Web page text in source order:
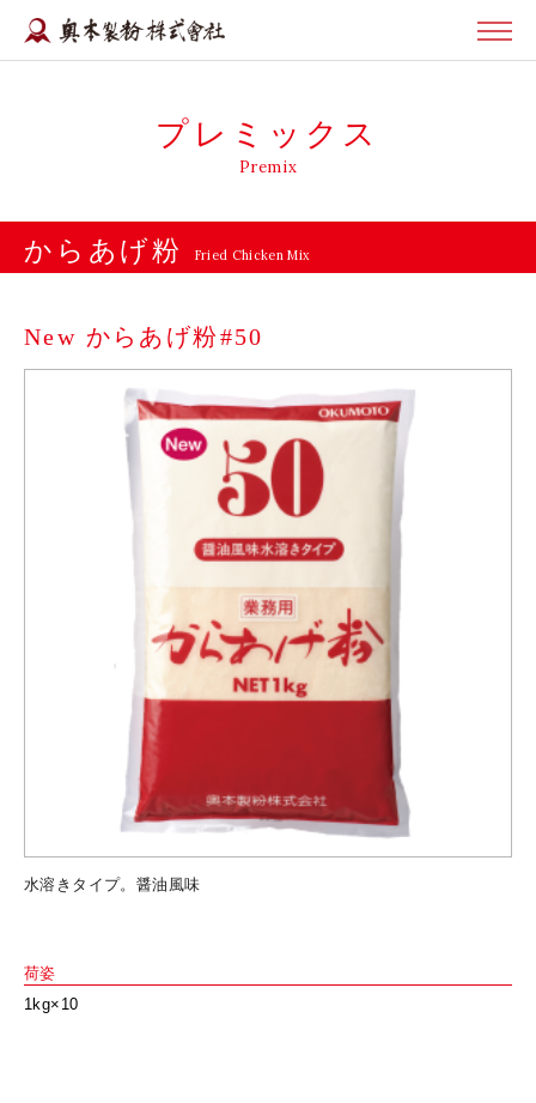
プレミックス
Premix
からあげ粉 Fried Chicken Mix
New からあげ粉#50
水溶きタイプ。醤油風味
荷姿
1kg×10